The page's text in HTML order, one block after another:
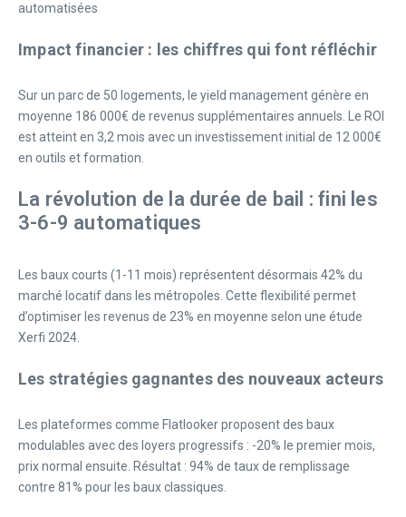
automatisées
Impact financier : les chiffres qui font réfléchir
Sur un parc de 50 logements, le yield management génère en
moyenne 186 000€ de revenus supplémentaires annuels. Le ROI
est atteint en 3,2 mois avec un investissement initial de 12 000€
en outils et formation.
La révolution de la durée de bail : fini les
3-6-9 automatiques
Les baux courts (1-11 mois) représentent désormais 42% du
marché locatif dans les métropoles. Cette flexibilité permet
d’optimiser les revenus de 23% en moyenne selon une étude
Xerfi 2024.
Les stratégies gagnantes des nouveaux acteurs
Les plateformes comme Flatlooker proposent des baux
modulables avec des loyers progressifs : -20% le premier mois,
prix normal ensuite. Résultat : 94% de taux de remplissage
contre 81% pour les baux classiques.